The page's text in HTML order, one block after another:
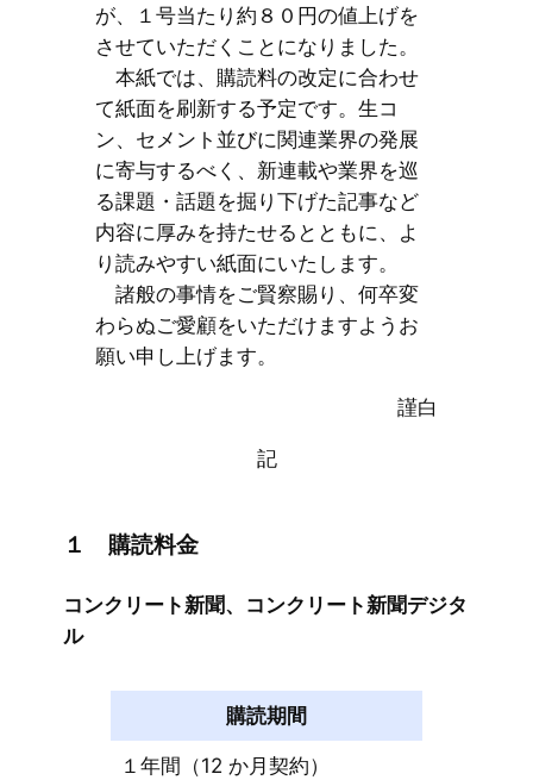
が、１号当たり約８０円の値上げを
させていただくことになりました。
本紙では、購読料の改定に合わせ
て紙面を刷新する予定です。生コ
ン、セメント並びに関連業界の発展
に寄与するべく、新連載や業界を巡
る課題・話題を掘り下げた記事など
内容に厚みを持たせるとともに、よ
り読みやすい紙面にいたします。
諸般の事情をご賢察賜り、何卒変
わらぬご愛顧をいただけますようお
願い申し上げます。
謹白
記
１ 購読料金
コンクリート新聞、コンクリート新聞デジタ
ル
購読期間
１年間（12 か月契約）